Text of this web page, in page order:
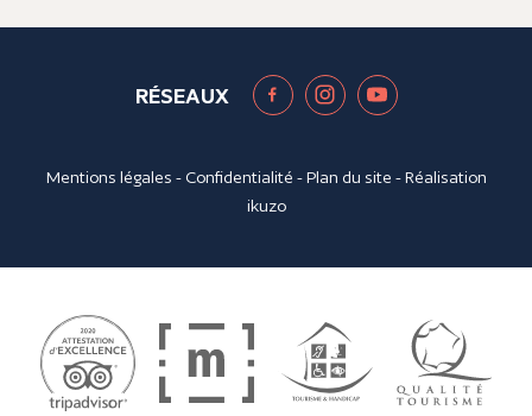
RÉSEAUX
Mentions légales - Confidentialité -Plan du site - Réalisation
ikuzo